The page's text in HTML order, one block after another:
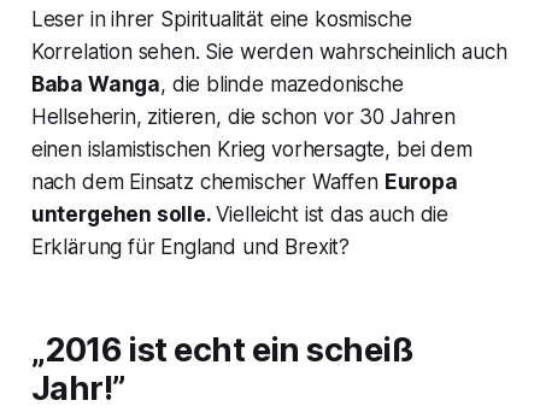
Leser in ihrer Spiritualität eine kosmische
Korrelation sehen. Sie werden wahrscheinlich auch
Baba Wanga, die blinde mazedonische
Hellseherin, zitieren, die schon vor 30 Jahren
einen islamistischen Krieg vorhersagte, bei dem
nach dem Einsatz chemischer Waffen Europa
untergehen solle. Vielleicht ist das auch die
Erklärung für England und Brexit?
„2016 ist echt ein scheiß
Jahr!”